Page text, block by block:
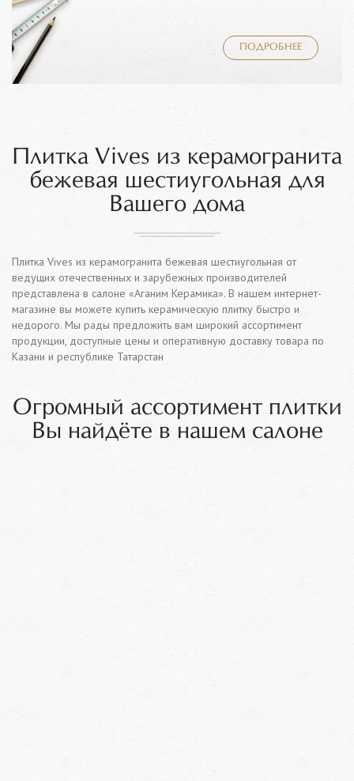
ПОДРОБНЕЕ
Плитка Vives из керамогранита
бежевая шестиугольная для
Вашего дома
Плитка Vives из керамогранита бежевая шестиугольная от
ведущих отечественных и зарубежных производителей
представлена в салоне «Аганим Керамика». В нашем интернет-
магазине вы можете купить керамическую плитку быстро и
недорого. Мы рады предложить вам широкий ассортимент
продукции, доступные цены и оперативную доставку товара по
Казани и республике Татарстан
Огромный ассортимент плитки
Вы найдёте в нашем салоне